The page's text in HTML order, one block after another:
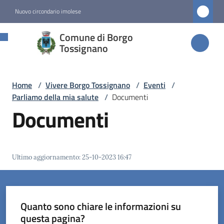
Nuovo circondario imolese
Comune di Borgo
Tossignano
Comune di
Borgo
Servizi
Vivere
Borgo
Tossignano
Home / Vivere Borgo Tossignano / Eventi /
Parliamo della mia salute / Documenti
Documenti
Ultimo aggiornamento:25-10-2023 16:47
Quanto sono chiare le informazioni su
questa pagina?